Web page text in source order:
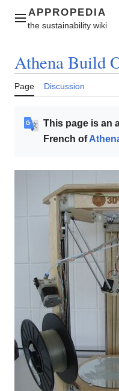
contentMain menu
Athena Build
Page Discussion
This page is an
French of